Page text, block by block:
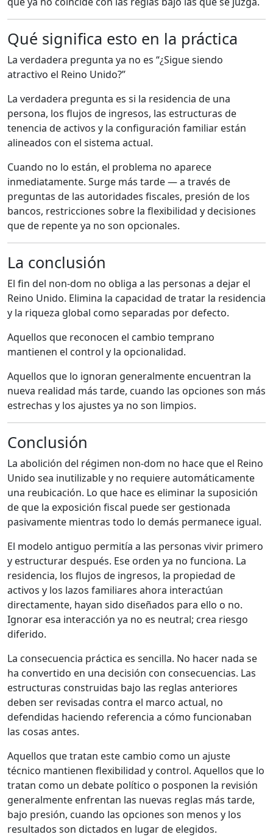
Qué significa esto en la práctica
La verdadera pregunta ya no es “¿Sigue siendo
atractivo el Reino Unido?”
La verdadera pregunta es si la residencia de una
persona, los flujos de ingresos, las estructuras de
tenencia de activos y la configuración familiar están
alineados con el sistema actual.
Cuando no lo están, el problema no aparece
inmediatamente. Surge más tarde — a través de
preguntas de las autoridades fiscales, presión de los
bancos, restricciones sobre la flexibilidad y decisiones
que de repente ya no son opcionales.
La conclusión
El fin del non-dom no obliga a las personas a dejar el
Reino Unido. Elimina la capacidad de tratar la residencia
y la riqueza global como separadas por defecto.
Aquellos que reconocen el cambio temprano
mantienen el control y la opcionalidad.
Aquellos que lo ignoran generalmente encuentran la
nueva realidad más tarde, cuando las opciones son más
estrechas y los ajustes ya no son limpios.
Conclusión
La abolición del régimen non-dom no hace que el Reino
Unido sea inutilizable y no requiere automáticamente
una reubicación. Lo que hace es eliminar la suposición
de que la exposición fiscal puede ser gestionada
pasivamente mientras todo lo demás permanece igual.
El modelo antiguo permitía a las personas vivir primero
y estructurar después. Ese orden ya no funciona. La
residencia, los flujos de ingresos, la propiedad de
activos y los lazos familiares ahora interactúan
directamente, hayan sido diseñados para ello o no.
Ignorar esa interacción ya no es neutral; crea riesgo
diferido.
La consecuencia práctica es sencilla. No hacer nada se
ha convertido en una decisión con consecuencias. Las
estructuras construidas bajo las reglas anteriores
deben ser revisadas contra el marco actual, no
defendidas haciendo referencia a cómo funcionaban
las cosas antes.
Aquellos que tratan este cambio como un ajuste
técnico mantienen flexibilidad y control. Aquellos que lo
tratan como un debate político o posponen la revisión
generalmente enfrentan las nuevas reglas más tarde,
bajo presión, cuando las opciones son menos y los
resultados son dictados en lugar de elegidos.